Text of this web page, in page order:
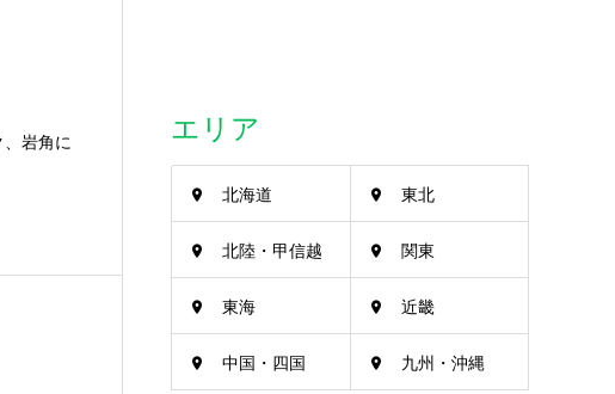
岩角に
エリア
北海道 東北
北陸・甲信越 関東
東海 近畿
中国・四国 九州・沖縄